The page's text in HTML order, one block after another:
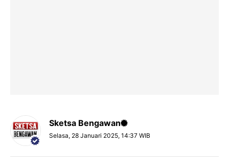
Sketsa Bengawan
Selasa, 28 Januari 2025, 14:37 WIB